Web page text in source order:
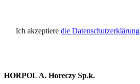
Ich akzeptiere die Datenschutzerklärung
HORPOL A. Horeczy Sp.k.